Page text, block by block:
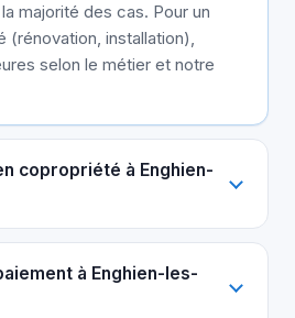
majorité des cas. Pour un
(rénovation, installation),
selon le métier et notre
copropriété à Enghien-
à Enghien-les-